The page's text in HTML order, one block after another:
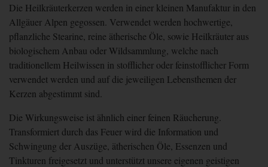
Die Heilkräuterkerzen werden in einer kleinen Manufaktur in den
Allgäuer Alpen gegossen. Verwendet werden hochwertige,
pflanzliche Stearine, reine ätherische Öle, sowie Heilkräuter aus
biologischem Anbau oder Wildsammlung, welche nach
traditionellem Heilwissen in stofflicher oder feinstofflicher Form
verwendet werden und auf die jeweiligen Lebensthemen der
Kerzen abgestimmt sind.
Die Wirkungsweise ist ähnlich einer feinen Räucherung
Transformiert durch das Feuer wird die Information und
Schwingung der Auszüge, ätherischen Öle, Essenzen und
Tinkturen freigesetzt und unterstützt unsere eigenen geistigen